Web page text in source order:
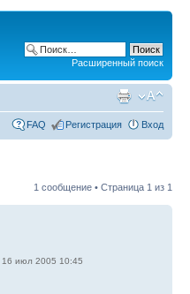
Расширенный поиск
FAQ Регистрация Вход
1 сообщение • Страница 1 из 1
16 июл 2005 10:45